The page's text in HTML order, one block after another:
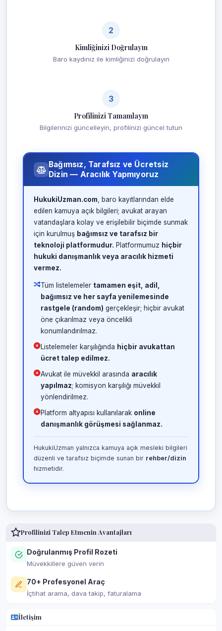
2
Kimliğinizi Doğrulayın
Baro kaydınız ile kimliğinizi doğrulayın
3
Profilinizi Tamamlayın
Bilgilerinizi güncelleyin, profilinizi güncel tutun
Bağımsız, Tarafsız ve Ücretsiz
Dizin — Aracılık Yapmıyoruz
HukukiUzman.com , baro kayıtlarından elde
edilen kamuya açık bilgileri; avukat arayan
vatandaşlara kolay ve erişilebilir biçimde sunmak
için kurulmuş bağımsız ve tarafsız bir
teknoloji platformudur. Platformumuz hiçbir
hukuki danışmanlık veya aracılık hizmeti
vermez.
Tüm listelemeler tamamen eşit, adil,
bağımsız ve her sayfa yenilemesinde
rastgele (random) gerçekleşir; hiçbir avukat
öne çıkarılmaz veya öncelikli
konumlandırılmaz.
Listelemeler karşılığında hiçbir avukattan
ücret talep edilmez.
Avukat ile müvekkil arasında aracılık
yapılmaz; komisyon karşılığı müvekkil
yönlendirilmez.
Platform altyapısı kullanılarak online
danışmanlık görüşmesi sağlanmaz.
HukukiUzman yalnızca kamuya açık mesleki bilgileri
düzenli ve tarafsız biçimde sunan bir rehber/dizin
hizmetidir.
Profilinizi Talep Etmenin Avantajları
Doğrulanmış Profil Rozeti
Müvekkillere güven verin
70+ Profesyonel Araç
İçtihat arama, dava takip, faturalama
İletişim